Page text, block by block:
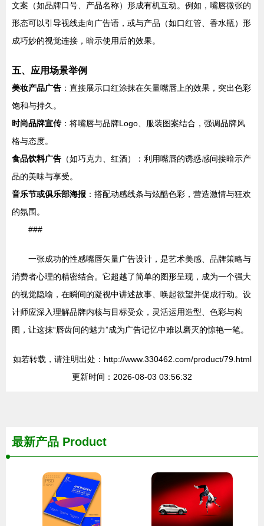
文案（如品牌口号、产品名称）形成有机互动。例如，嘴唇微张的
形态可以引导视线走向广告语，或与产品（如口红管、香水瓶）形
成巧妙的视觉连接，暗示使用后的效果。
五、应用场景举例
美妆产品广告 ：直接展示口红涂抹在矢量嘴唇上的效果，突出色彩
饱和与持久。
时尚品牌宣传 ：将嘴唇与品牌Logo、服装图案结合，强调品牌风
格与态度。
食品饮料广告 （如巧克力、红酒）：利用嘴唇的诱惑感间接暗示产
品的美味与享受。
音乐节或俱乐部海报 ：搭配动感线条与炫酷色彩，营造激情与狂欢
的氛围。
###
一张成功的性感嘴唇矢量广告设计，是艺术美感、品牌策略与
消费者心理的精密结合。它超越了简单的图形呈现，成为一个强大
的视觉隐喻，在瞬间的凝视中讲述故事、唤起欲望并促成行动。设
计师应深入理解品牌内核与目标受众，灵活运用造型、色彩与构
图，让这抹“唇齿间的魅力”成为广告记忆中难以磨灭的惊艳一笔。
如若转载，请注明出处：http://www.330462.com/product/79.html
更新时间：2026-08-03 03:56:32
最新产品 Product